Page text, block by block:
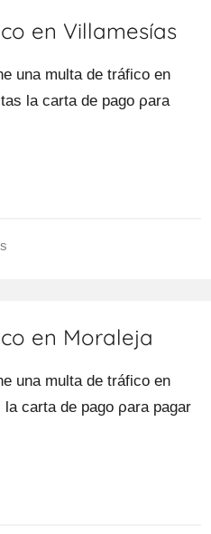
en Villamesías
una multa dе tráfico en
la carta dе pago ρara
en Moraleja
una multa dе tráfico en
carta dе pago ρara pagar